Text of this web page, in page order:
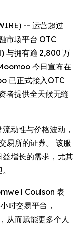
-- 运营超过
市场平台 OTC
与拥有逾 2,800 万
今日宣布在
已正式接入OTC
者提供全天候无缝
动性与价格波动，
易所的证券。 该服
增长的需求，尤其
Coulson 表
时交易平台，
从而赋能更多个人